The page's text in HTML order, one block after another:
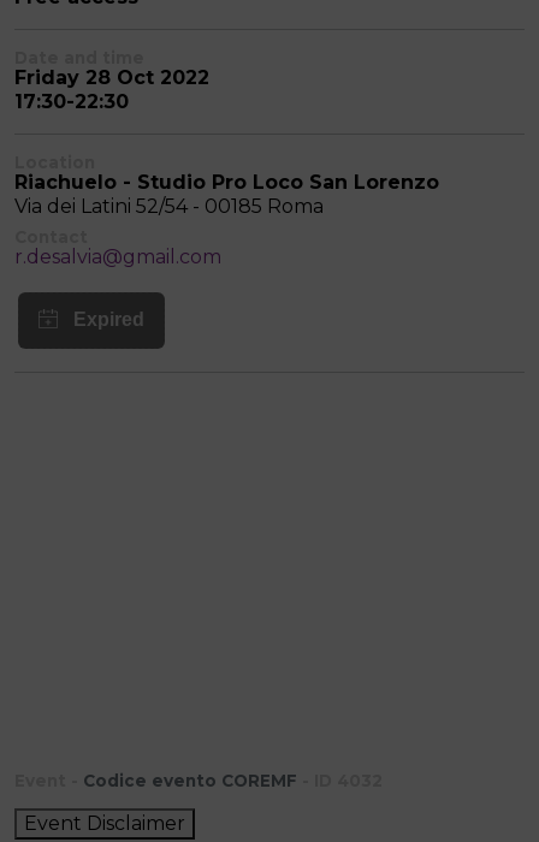
Friday 28 Oct 2022
17:30-22:30
Riachuelo - Studio Pro Loco San Lorenzo
Via dei Latini 52/54 - 00185 Roma
r.desalvia@gmail.com
Codice evento COREMF
Event Disclaimer